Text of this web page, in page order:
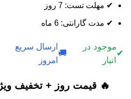
✔ مهلت تست: 7 روز
✔ مدت گارانتی: 6 ماه
✔
موجود در
انبار
🚚
ارسال سریع
امروز
🔥 قیمت روز + تخفیف